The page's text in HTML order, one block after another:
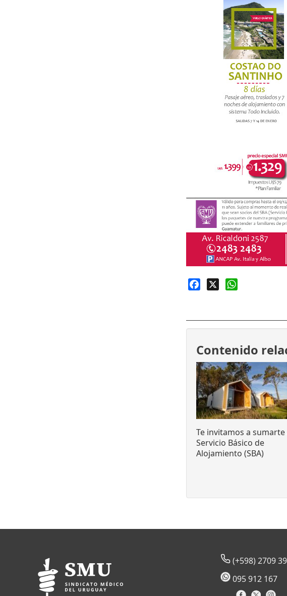
Facebook
Contenido
Te invitamos a sumarte
Servicio Básico de
Alojamiento (SBA)
(+598) 2709
095 912 167